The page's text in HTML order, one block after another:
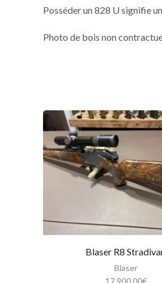
Posséder un 828 U signifie
Photo de bois non
Blaser R8
Blaser